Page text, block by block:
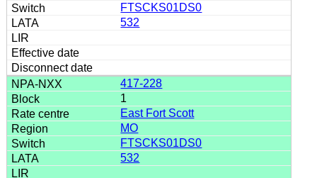
FTSCKS01DS0
532
417-228
1
East Fort Scott
MO
FTSCKS01DS0
532